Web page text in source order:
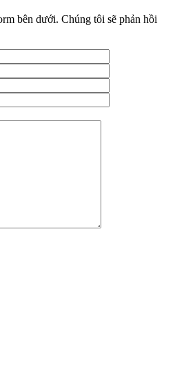
bên dưới. Chúng tôi sẽ phản hồi